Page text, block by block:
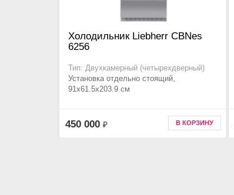
Холодильник Liebherr CBNes
6256
Тип: Двухкамерный (четырехдверный)
Установка отдельно стоящий,
91x61.5x203.9 см
450 000 ₽ В КОРЗИНУ